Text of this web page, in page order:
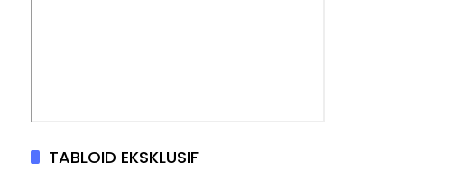
TABLOID EKSKLUSIF